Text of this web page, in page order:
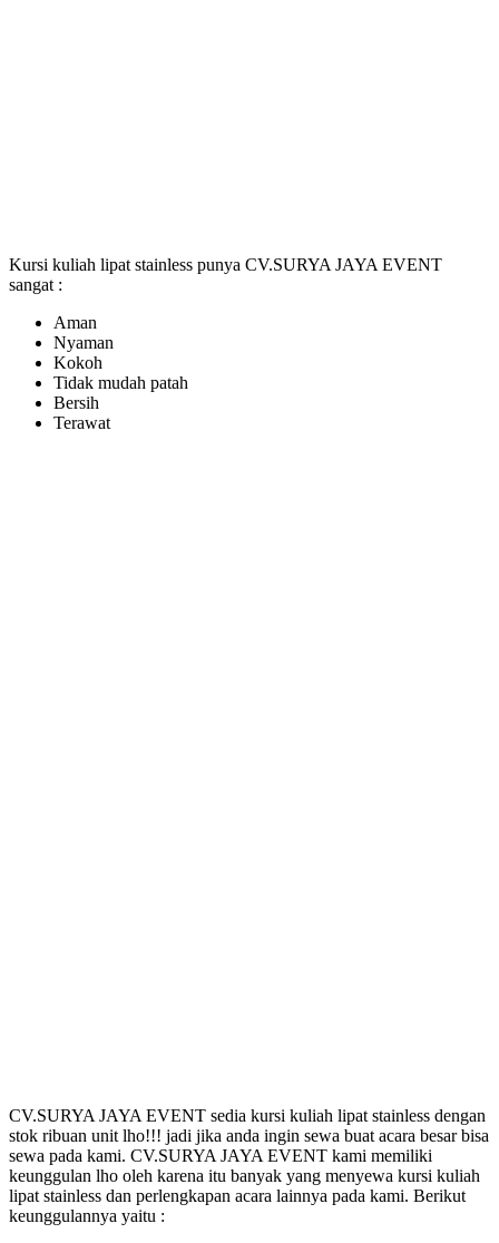
Kursi kuliah lipat stainless punya CV.SURYA JAYA EVENT
sangat :
Aman
Nyaman
Kokoh
Tidak mudah patah
Bersih
Terawat
CV.SURYA JAYA EVENT sedia kursi kuliah lipat stainless dengan
stok ribuan unit lho!!! jadi jika anda ingin sewa buat acara besar bisa
sewa pada kami. CV.SURYA JAYA EVENT kami memiliki
keunggulan lho oleh karena itu banyak yang menyewa kursi kuliah
lipat stainless dan perlengkapan acara lainnya pada kami. Berikut
keunggulannya yaitu :